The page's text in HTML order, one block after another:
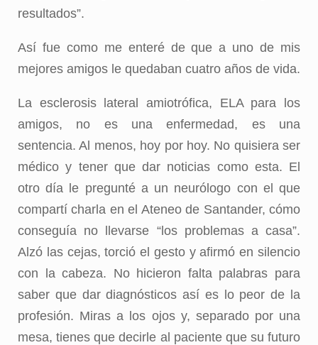
resultados”.
Así fue como me enteré de que a uno de mis
mejores amigos le quedaban cuatro años de vida.
La esclerosis lateral amiotrófica, ELA para los
amigos, no es una enfermedad, es una
sentencia. Al menos, hoy por hoy. No quisiera ser
médico y tener que dar noticias como esta. El
otro día le pregunté a un neurólogo con el que
compartí charla en el Ateneo de Santander, cómo
conseguía no llevarse “los problemas a casa”.
Alzó las cejas, torció el gesto y afirmó en silencio
con la cabeza. No hicieron falta palabras para
saber que dar diagnósticos así es lo peor de la
profesión. Miras a los ojos y, separado por una
mesa, tienes que decirle al paciente que su futuro